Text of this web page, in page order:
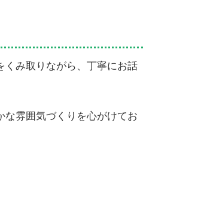
くらい
述書
くみ取りながら、丁寧にお話
な雰囲気づくりを心がけてお